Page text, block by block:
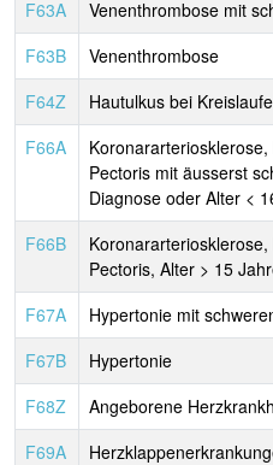
F63A
Venenthrombose mit
F63B
Venenthrombose
F64Z
Hautulkus bei
F66A
Pectoris mit äusserst
Diagnose oder Alter <
F66B
Pectoris, Alter > 15
F67A
Hypertonie mit
F67B
Hypertonie
F68Z
Angeborene
F69A